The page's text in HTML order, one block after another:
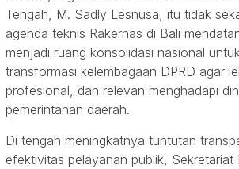
Tengah, M. Sadly Lesnusa, itu tidak
agenda teknis Rakernas di Bali
menjadi ruang konsolidasi nasional
transformasi kelembagaan DPRD agar
profesional, dan relevan menghadapi
pemerintahan daerah.
Di tengah meningkatnya tuntutan
efektivitas pelayanan publik, Sekretariat